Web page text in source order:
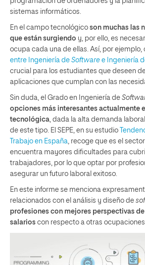
sistemas informáticos.
En el campo tecnológico son muchas las
que están surgiendo y, por ello, es
ocupa cada una de ellas. Así, por ejemplo,
entre Ingeniería de Software e Ingeniería
crucial para los estudiantes que deseen
aplicaciones que cumplan con las
Sin duda, el Grado en Ingeniería de
opciones más interesantes actualmente
tecnológica , dada la alta demanda
de este tipo. El SEPE, en su estudio
Trabajo en España , recoge que es el
encuentra mayores dificultades para
trabajadores, por lo que optar por
asegurar un futuro laboral exitoso.
En este informe se menciona
relacionados con el análisis y diseño de
profesiones con mejores perspectivas
salarios con respecto a otras